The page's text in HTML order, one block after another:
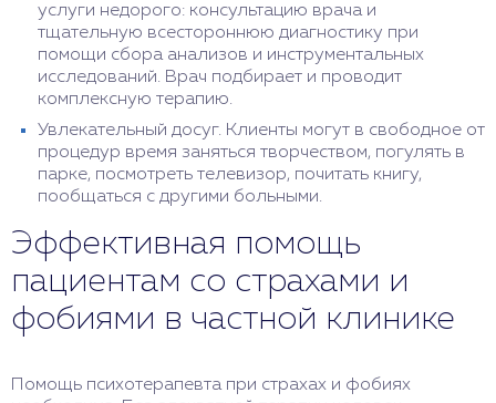
услуги недорого: консультацию врача и
тщательную всестороннюю диагностику при
помощи сбора анализов и инструментальных
исследований. Врач подбирает и проводит
комплексную терапию.
Увлекательный досуг. Клиенты могут в свободное от
процедур время заняться творчеством, погулять в
парке, посмотреть телевизор, почитать книгу,
пообщаться с другими больными.
Эффективная помощь
пациентам со страхами и
фобиями в частной клинике
Помощь психотерапевта при страхах и фобиях